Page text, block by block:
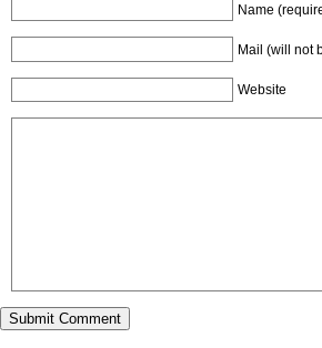
Name
Mail (will not
Website